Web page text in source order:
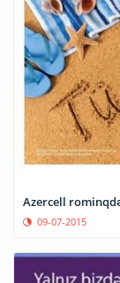
Azercell
09-07-2015